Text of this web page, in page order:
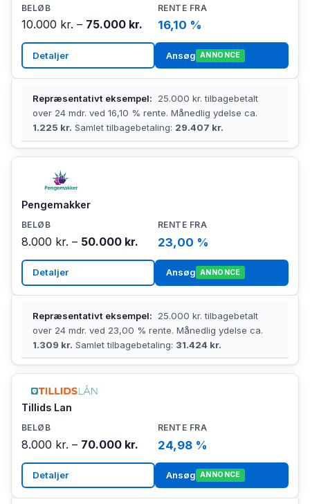
10.000 kr. – 75.000 kr. 16,10 %
Detaljer Ansøg ANNONCE
Repræsentativt eksempel:
25.000 kr. tilbagebetalt
over 24 mdr. ved 16,10 % rente. Månedlig ydelse ca.
1.225 kr. Samlet tilbagebetaling: 29.407 kr.
Pengemakker
8.000 kr. – 50.000 kr. 23,00 %
Detaljer Ansøg ANNONCE
Repræsentativt eksempel:
25.000 kr. tilbagebetalt
over 24 mdr. ved 23,00 % rente. Månedlig ydelse ca.
1.309 kr. Samlet tilbagebetaling: 31.424 kr.
Tillids Lan
8.000 kr. – 70.000 kr. 24,98 %
Detaljer Ansøg ANNONCE